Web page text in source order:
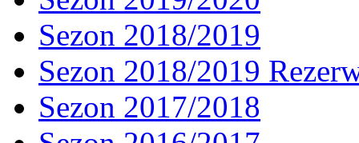
Sezon 2018/2019
Sezon 2018/2019
Sezon 2017/2018